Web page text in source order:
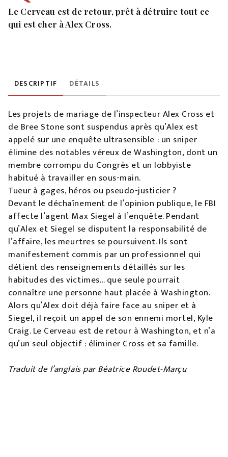
Le Cerveau est de retour, prêt à détruire tout ce
qui est cher à Alex Cross.
DESCRIPTIF DÉTAILS
Les projets de mariage de l’inspecteur Alex Cross et
de Bree Stone sont suspendus après qu’Alex est
appelé sur une enquête ultrasensible : un sniper
élimine des notables véreux de Washington, dont un
membre corrompu du Congrès et un lobbyiste
habitué à travailler en sous-main.
Tueur à gages, héros ou pseudo-justicier ?
Devant le déchaînement de l’opinion publique, le FBI
affecte l’agent Max Siegel à l’enquête. Pendant
qu’Alex et Siegel se disputent la responsabilité de
l’affaire, les meurtres se poursuivent. Ils sont
manifestement commis par un professionnel qui
détient des renseignements détaillés sur les
habitudes des victimes… que seule pourrait
connaître une personne haut placée à Washington.
Alors qu’Alex doit déjà faire face au sniper et à
Siegel, il reçoit un appel de son ennemi mortel, Kyle
Craig. Le Cerveau est de retour à Washington, et n’a
qu’un seul objectif : éliminer Cross et sa famille.
Traduit de l’anglais par Béatrice Roudet-Marçu